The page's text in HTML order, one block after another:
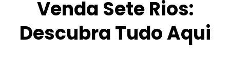
Venda Sete Rios:
Descubra Tudo Aqui